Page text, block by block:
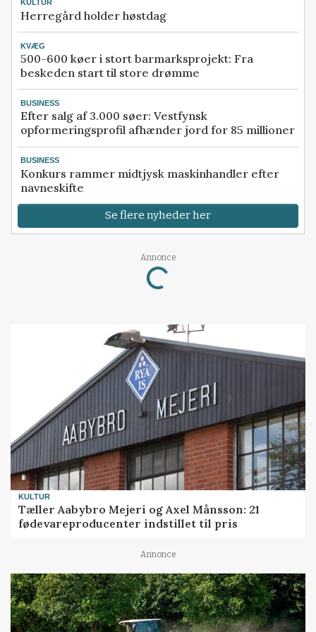
KULTUR
Herregård holder høstdag
KVÆG
500-600 køer i stort barmarksprojekt: Fra
beskeden start til store drømme
BUSINESS
Efter salg af 3.000 søer: Vestfynsk
opformeringsprofil afhænder jord for 85 millioner
BUSINESS
Konkurs rammer midtjysk maskinhandler efter
navneskifte
Se flere nyheder her
Annonce
Loading...
KULTUR
Tæller Aabybro Mejeri og Axel Månsson: 21
fødevareproducenter indstillet til pris
Annonce